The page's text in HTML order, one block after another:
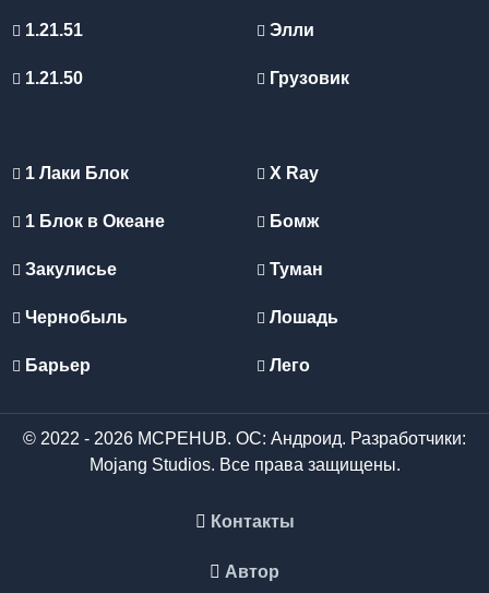
1.21.51
1.21.50
Элли
Грузовик
1 Лаки Блок
1 Блок в Океане
Закулисье
Чернобыль
Барьер
X Ray
Бомж
Туман
Лошадь
Лего
© 2022 - 2026 MCPEHUB. ОС: Андроид. Разработчики:
Mojang Studios. Все права защищены.
Контакты
Автор